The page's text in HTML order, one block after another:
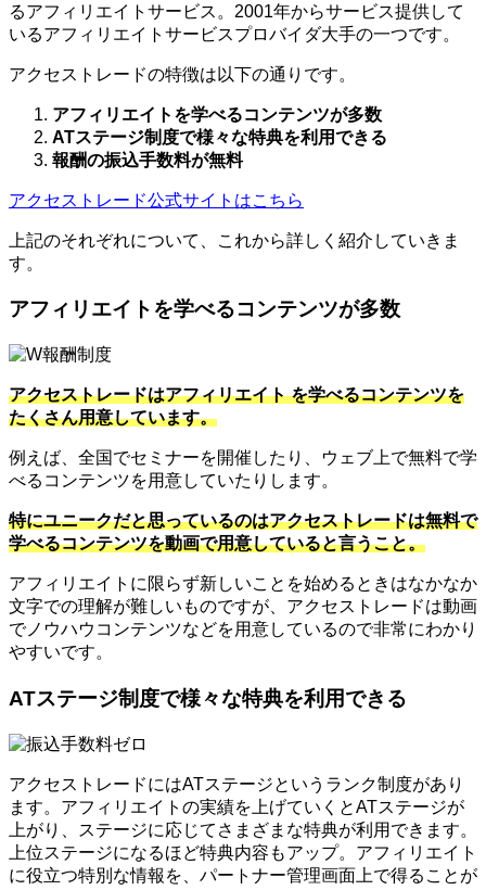
るアフィリエイトサービス。2001年からサービス提供して
いるアフィリエイトサービスプロバイダ大手の一つです。
アクセストレードの特徴は以下の通りです。
アフィリエイトを学べるコンテンツが多数
ATステージ制度で様々な特典を利用できる
報酬の振込手数料が無料
アクセストレード公式サイトはこちら
上記のそれぞれについて、これから詳しく紹介していきま
す。
アフィリエイトを学べるコンテンツが多数
アクセストレードはアフィリエイト を学べるコンテンツを
たくさん用意しています。
例えば、全国でセミナーを開催したり、ウェブ上で無料で学
べるコンテンツを用意していたりします。
特にユニークだと思っているのはアクセストレードは無料で
学べるコンテンツを動画で用意していると言うこと。
アフィリエイトに限らず新しいことを始めるときはなかなか
文字での理解が難しいものですが、アクセストレードは動画
でノウハウコンテンツなどを用意しているので非常にわかり
やすいです。
ATステージ制度で様々な特典を利用できる
アクセストレードにはATステージというランク制度があり
ます。アフィリエイトの実績を上げていくとATステージが
上がり、ステージに応じてさまざまな特典が利用できます。
上位ステージになるほど特典内容もアップ。アフィリエイト
に役立つ特別な情報を、パートナー管理画面上で得ることが